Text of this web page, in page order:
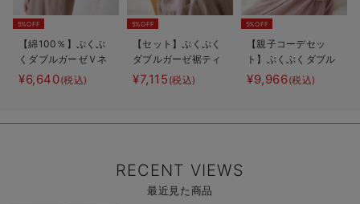
5%OFF
【綿100％】ぷくぷ
くダブルガーゼＶネ
ックワンピ＆産前産
後使えるレギンスパ
¥6,640(税込)
5%OFF
【セット】ぷくぷく
ダブルガーゼ裾ティ
アード3WAYワンピ
ース＆産後も使える
¥7,115 (税込)
5%OFF
【親子コーデセッ
ト】ぷくぷくダブル
ガーゼ裾ティアード
3WAYワンピース＆
¥9,966(税込)
RECENT VIEWS
最近見た商品